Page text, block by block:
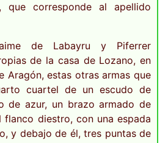
que corresponde al apellido
de Labayru y Piferrer
de la casa de Lozano, en
Aragón, estas otras armas que
cuartel de un escudo de
de azur, un brazo armado de
flanco diestro, con una espada
y debajo de él, tres puntas de